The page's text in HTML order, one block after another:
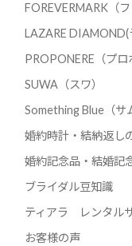
FOREVERMARK（
LAZARE DIAMOND(
PROPONERE（プロ
SUWA（スワ）
Something Blue（サ
婚約時計・結納返し
婚約記念品・結婚記
ブライダル豆知識
ティアラ レンタル
お客様の声